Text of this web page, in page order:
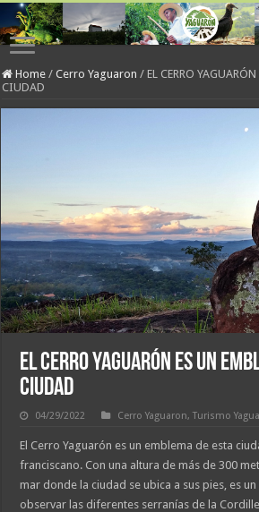
Home / Cerro Yaguaron / EL CERRO
CIUDAD
EL CERRO YAGUARÓN ES UN
CIUDAD
04/29/2022 Cerro Yaguaron,Turismo
El Cerro Yaguarón es un emblema de esta
franciscano. Con una altura de más de 300
mar donde la ciudad se ubica a sus pies, es
observar las diferentes serranías de la